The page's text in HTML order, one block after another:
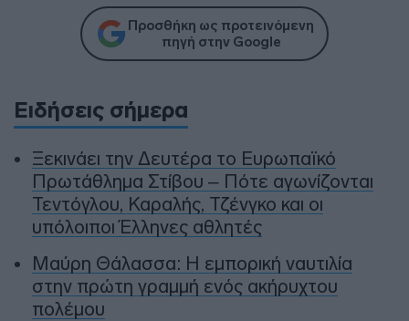
Προσθήκη ως προτεινόμενη
πηγή στην Google
Ειδήσεις σήμερα
Ξεκινάει την Δευτέρα το Ευρωπαϊκό
Πρωτάθλημα Στίβου – Πότε αγωνίζονται
Τεντόγλου, Καραλής, Τζένγκο και οι
υπόλοιποι Έλληνες αθλητές
Μαύρη Θάλασσα: Η εμπορική ναυτιλία
στην πρώτη γραμμή ενός ακήρυχτου
πολέμου